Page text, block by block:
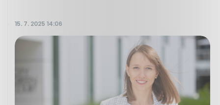
15. 7. 2025 14:06